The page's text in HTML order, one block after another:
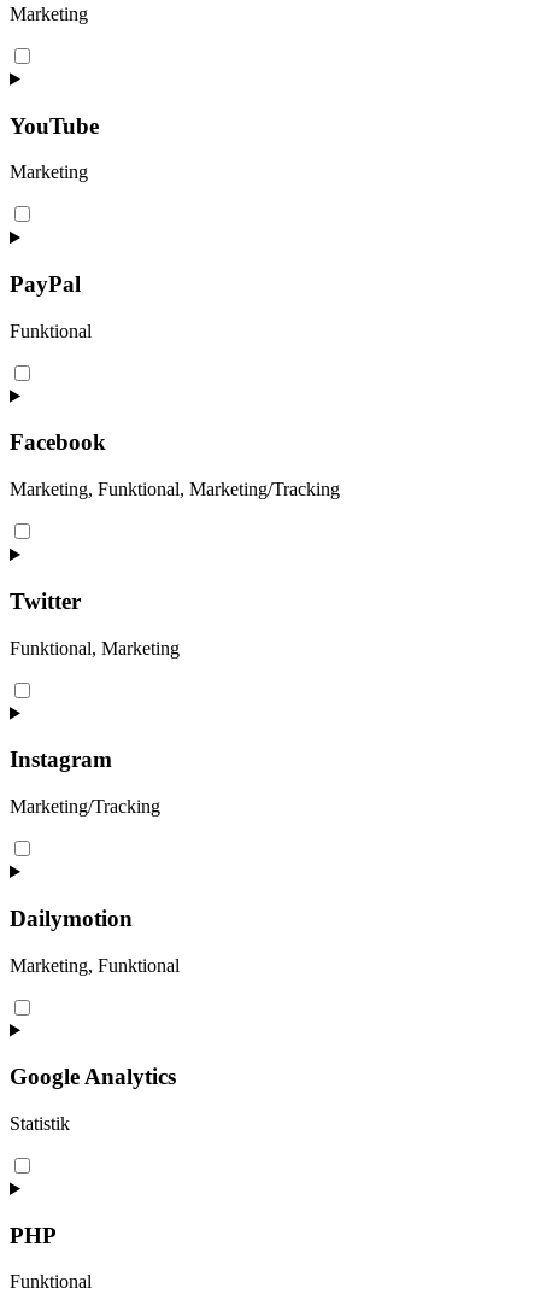
Marketing
Consent
to
google-
maps
YouTube
Marketing
Consent
to
youtube
PayPal
Funktional
Consent
to
paypal
Facebook
Marketing, Funktional, Marketing/Tracking
Consent
to
facebook
Twitter
Funktional, Marketing
Consent
to
twitter
Instagram
Marketing/Tracking
Consent
to
instagram
Dailymotion
Marketing, Funktional
Consent
to
dailymotion
Google Analytics
Statistik
Consent
to
google-
analytics
PHP
Funktional